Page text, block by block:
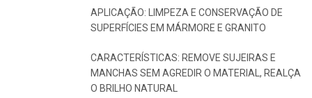
APLICAÇÃO: LIMPEZA E CONSERVAÇÃO DE
SUPERFÍCIES EM MÁRMORE E GRANITO
CARACTERÍSTICAS: REMOVE SUJEIRAS E
MANCHAS SEM AGREDIR O MATERIAL, REALÇA
O BRILHO NATURAL